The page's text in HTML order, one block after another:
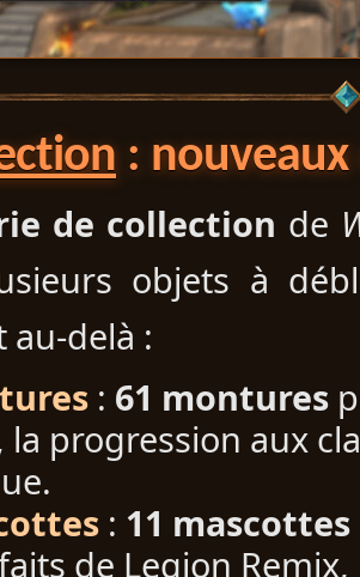
: nouveaux
de collection de
objets à
au-delà :
: 61 montures
la progression aux
: 11 mascottes
de Legion